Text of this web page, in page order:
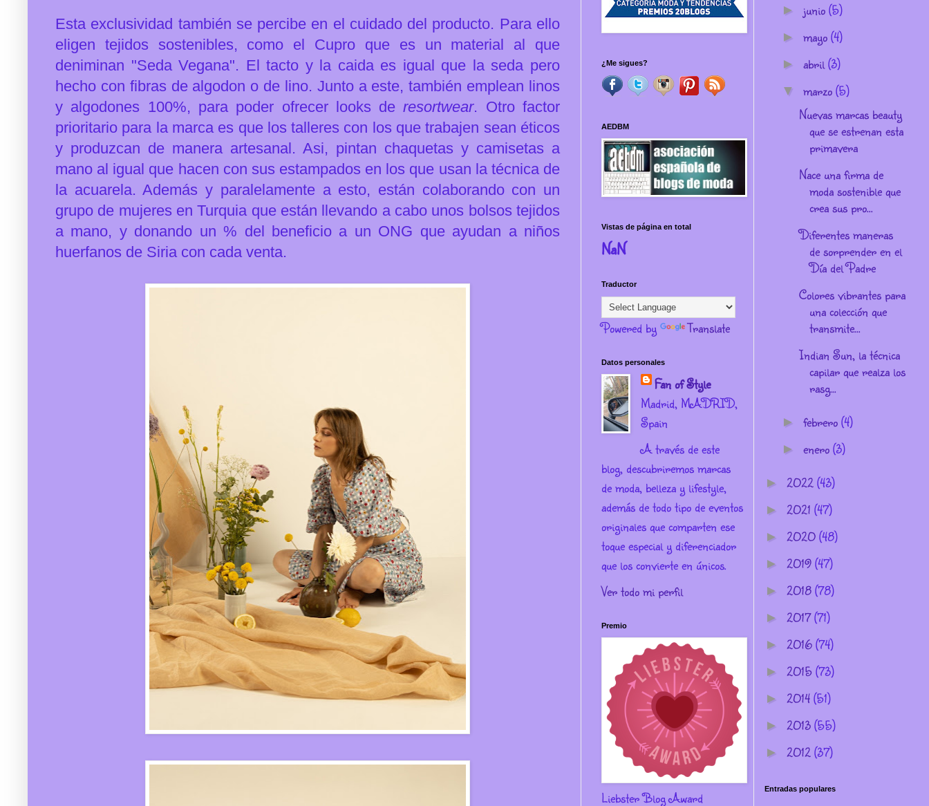
Esta exclusividad también se percibe en el cuidado del producto. Para ello
eligen tejidos sostenibles, como el Cupro que es un material al que
deniminan "Seda Vegana". El tacto y la caida es igual que la seda pero
hecho con fibras de algodon o de lino. Junto a este, también emplean linos
y algodones 100%, para poder ofrecer looks deresortwear. Otro factor
prioritario para la marca es que los talleres con los que trabajen sean éticos
y produzcan de manera artesanal. Asi, pintan chaquetas y camisetas a
mano al igual que hacen con sus estampados en los que usan la técnica de
la acuarela. Además y paralelamente aesto, están colaborando con un
grupo de mujeres en Turquia que están llevando a cabo unos bolsos tejidos
a mano, y donando un % del beneficio a un ONG que ayudan a niños
huerfanos de Siria con cada venta.
¿Me sigues?
AEDBM
Vistas de página en total
NaN
Traductor
Powered by Translate
Datos personales
Fan of Style
Madrid, MADRID,
Spain
A través de este
blog, descubriremos marcas
de moda, belleza y lifestyle,
además de todo tipo de eventos
originales que comparten ese
toque especial y diferenciador
que los convierte en únicos.
Ver todo mi perfil
Premio
Liebster Blog Award
► junio(5)
► mayo(4)
► abril(3)
▼ marzo(5)
Nuevas marcas beauty
que se estrenan esta
primavera
Nace una firma de
moda sostenible que
crea sus pro...
Diferentes maneras
de sorprender en el
Día del Padre
Colores vibrantes para
una colección que
transmite...
Indian Sun, la técnica
capilar que realza los
rasg...
► febrero(4)
► enero(3)
► 2022(43)
► 2021 (47)
► 2020(48)
► 2019(47)
► 2018(78)
► 2017(71)
► 2016(74)
► 2015(73)
► 2014(51)
► 2013(55)
► 2012(37)
Entradas populares